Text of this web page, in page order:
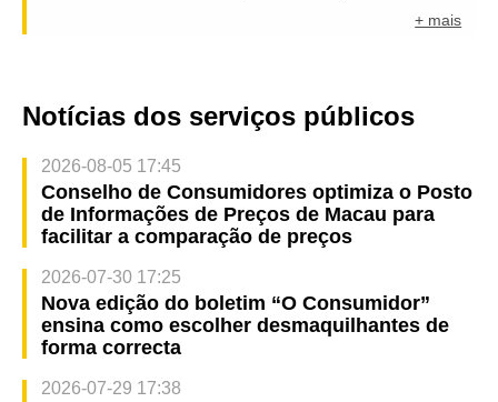
+ mais
Notícias dos serviços públicos
2026-08-05 17:45
Conselho de Consumidores optimiza o Posto
de Informações de Preços de Macau para
facilitar a comparação de preços
2026-07-30 17:25
Nova edição do boletim “O Consumidor”
ensina como escolher desmaquilhantes de
forma correcta
2026-07-29 17:38